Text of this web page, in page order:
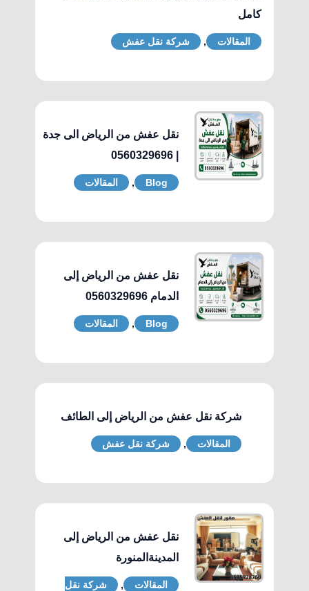
كامل
المقالات , شركة نقل عفش
نقل عفش من الرياض الى جدة
Blog
, المقالات
نقل عفش من الرياض إلى
الدمام 0560329696
Blog
, المقالات
شركة نقل عفش من الرياض إلى الطائف
المقالات , شركة نقل عفش
نقل عفش من الرياض إلى
المدينةالمنورة
المقالات ,
شركة نقل